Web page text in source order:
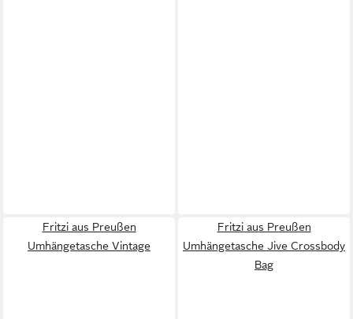
Fritzi aus Preußen
Umhängetasche Vintage
Fritzi aus Preußen
Umhängetasche Jive Crossbody
Bag